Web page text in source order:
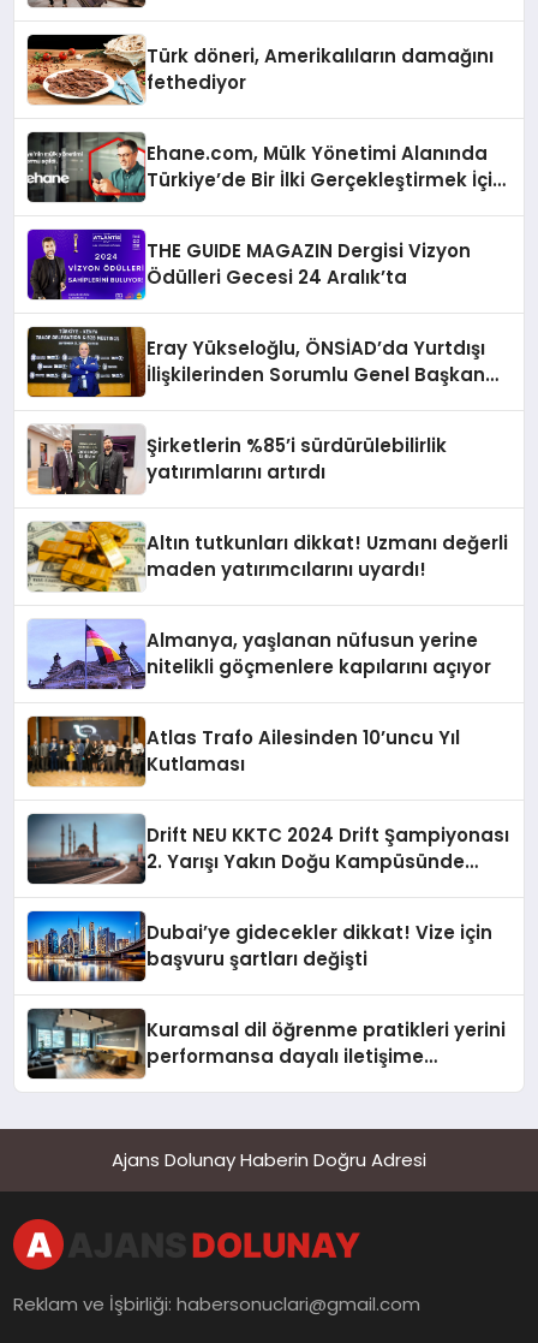
Türk döneri, Amerikalıların damağını
fethediyor
Ehane.com, Mülk Yönetimi Alanında
Türkiye’de Bir İlki Gerçekleştirmek İçin
THE GUIDE MAGAZIN Dergisi Vizyon
Ödülleri Gecesi 24 Aralık’ta
Eray Yükseloğlu, ÖNSİAD’da Yurtdışı
İlişkilerinden Sorumlu Genel Başkan
Şirketlerin %85’i sürdürülebilirlik
yatırımlarını artırdı
Altın tutkunları dikkat! Uzmanı değerli
maden yatırımcılarını uyardı!
Almanya, yaşlanan nüfusun yerine
nitelikli göçmenlere kapılarını açıyor
Atlas Trafo Ailesinden 10’uncu Yıl
Kutlaması
Drift NEU KKTC 2024 Drift Şampiyonası
2. Yarışı Yakın Doğu Kampüsünde
Dubai’ye gidecekler dikkat! Vize için
başvuru şartları değişti
Kuramsal dil öğrenme pratikleri yerini
performansa dayalı iletişime
Ajans Dolunay Haberin Doğru Adresi
Reklam ve İşbirliği:habersonuclari@gmail.com